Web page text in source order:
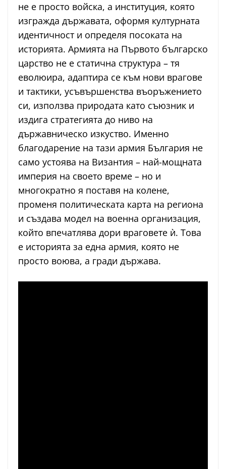
не е просто войска, а институция, която
изгражда държавата, оформя културната
идентичност и определя посоката на
историята. Армията на Първото българско
царство не е статична структура – тя
еволюира, адаптира се към нови врагове
и тактики, усъвършенства въоръжението
си, използва природата като съюзник и
издига стратегията до ниво на
държавническо изкуство. Именно
благодарение на тази армия България не
само устоява на Византия – най-мощната
империя на своето време – но и
многократно я поставя на колене,
променя политическата карта на региона
и създава модел на военна организация,
който впечатлява дори враговете ѝ. Това
е историята за една армия, която не
просто воюва, а гради държава.